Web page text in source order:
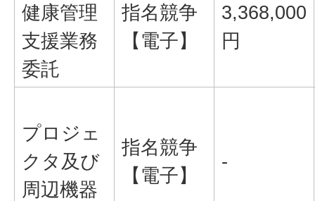
健康管理
支援業務
委託
指名競争
【電子】
3,368,000
円
プロジェ
クタ及び
周辺機器
指名競争
【電子】
-